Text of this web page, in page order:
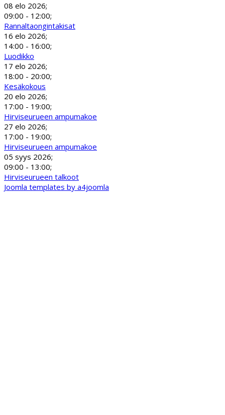
08 elo 2026;
09:00 - 12:00;
Rannaltaongintakisat
16 elo 2026;
14:00 - 16:00;
Luodikko
17 elo 2026;
18:00 - 20:00;
Kesäkokous
20 elo 2026;
17:00 - 19:00;
Hirviseurueen ampumakoe
27 elo 2026;
17:00 - 19:00;
Hirviseurueen ampumakoe
05 syys 2026;
09:00 - 13:00;
Hirviseurueen talkoot
Joomla templates by a4joomla